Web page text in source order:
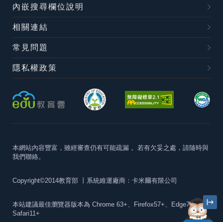
內嵌搜尋欄位說明
相關連結
常見問題
隱私權政策
本網站內容豐富，雖經審查仍有可能疏漏， 若有欠妥之處，請隨時與
我們聯絡。
Copyright©2014教育部 丨系統維運廠商：卡米爾有限公司
本站建議最佳瀏覽器版本為 Chrome 63+、Firefox57+、Edge79+及
Safari11+